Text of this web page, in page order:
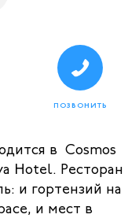
ПОЗВОНИТЬ
в Cosmos
Hotel. Ресторан
и гортензий на
и мест в